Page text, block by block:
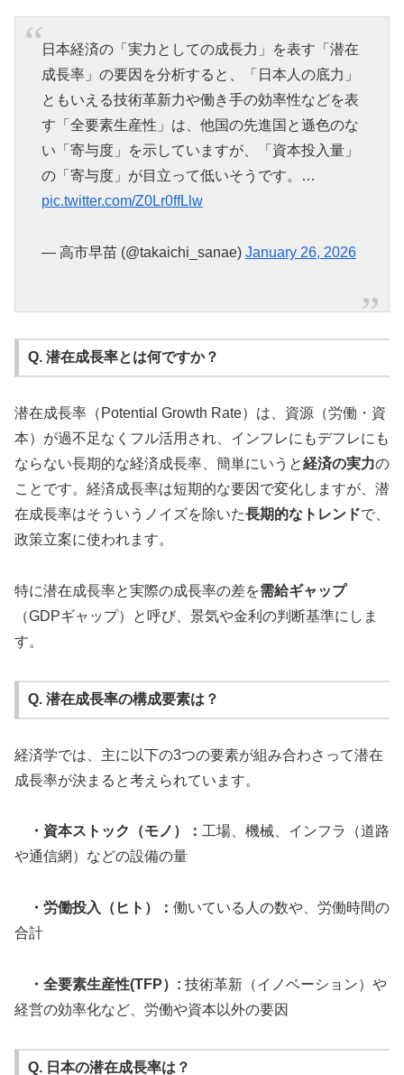
日本経済の「実力としての成長力」を表す「潜在
成長率」の要因を分析すると、「日本人の底力」
ともいえる技術革新力や働き手の効率性などを表
す「全要素生産性」は、他国の先進国と遜色のな
い「寄与度」を示していますが、「資本投入量」
の「寄与度」が目立って低いそうです。…
pic.twitter.com/Z0Lr0ffLlw
— 高市早苗 (@takaichi_sanae) January 26, 2026
Q. 潜在成長率とは何ですか？
潜在成長率（Potential Growth Rate）は、資源（労働・資
本）が過不足なくフル活用され、インフレにもデフレにも
ならない長期的な経済成長率、簡単にいうと経済の実力の
ことです。経済成長率は短期的な要因で変化しますが、潜
在成長率はそういうノイズを除いた長期的なトレンドで、
政策立案に使われます。
特に潜在成長率と実際の成長率の差を需給ギャップ
（GDPギャップ）と呼び、景気や金利の判断基準にしま
す。
Q. 潜在成長率の構成要素は？
経済学では、主に以下の3つの要素が組み合わさって潜在
成長率が決まると考えられています。
・資本ストック（モノ）： 工場、機械、インフラ（道路
や通信網）などの設備の量
・労働投入（ヒト）： 働いている人の数や、労働時間の
合計
・全要素生産性(TFP）: 技術革新（イノベーション）や
経営の効率化など、労働や資本以外の要因
Q. 日本の潜在成長率は？